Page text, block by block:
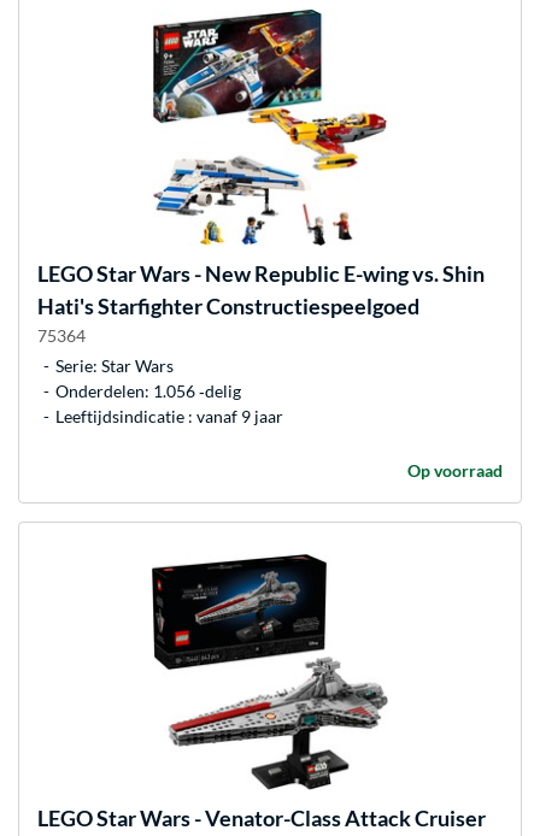
LEGOStar Wars - New Republic E-wing vs. Shin
Hati's Starfighter Constructiespeelgoed
75364
Serie: Star Wars
Onderdelen: 1.056 ‐delig
Leeftijdsindicatie : vanaf 9 jaar
Op voorraad
LEGOStar Wars - Venator-Class Attack Cruiser